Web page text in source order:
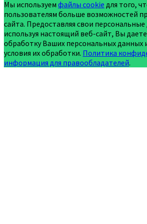
Мы используем файлы cookie для того,
пользователям больше возможностей
сайта. Предоставляя свои
используя настоящий веб-сайт, Вы даете
обработку Ваших персональных данных
условия их обработки. Политика
информация для правообладателей.